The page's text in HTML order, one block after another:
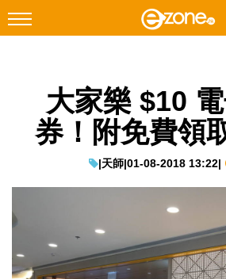
Facebook Instagram
科技焦點
遊戲動漫
教學評測
EduTech
大家樂 $10
券！附免費領
|天師|01-08-2018 13:22|